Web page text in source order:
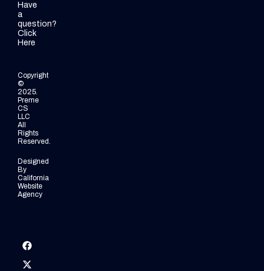
Have
a
question?
Click
Here
Copyright
©
2025.
Preme
CS
LLC
All
Rights
Reserved.
Designed
By
California
Website
Agency
t
i
u
u
n
e